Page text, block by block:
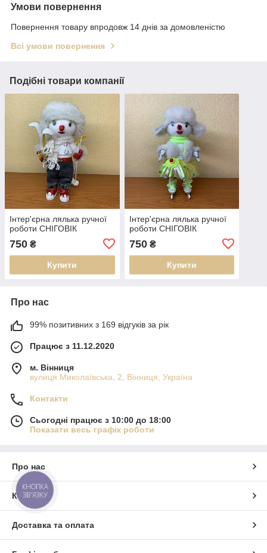
Умови повернення
Повернення товару впродовж 14 днів за домовленістю
Всі умови повернення
Подібні товари компанії
Інтер'єрна лялька ручної
роботи СНІГОВІК
750 ₴
Купити
Інтер'єрна лялька ручної
роботи СНІГОВІК
750₴
Купити
Про нас
99% позитивних з 169 відгуків за рік
Працює з 11.12.2020
м. Вінниця
вулиця Миколаївська, 2, Вінниця, Україна
Контакти
Сьогодні працює з 10:00 до 18:00
Показати весь графік роботи
Про нас
Контакти
Доставка та оплата
КНОПКА
ЗВ'ЯЗКУ